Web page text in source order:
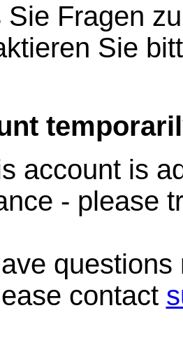
Sie Fragen
Sie
account is
- please
contact